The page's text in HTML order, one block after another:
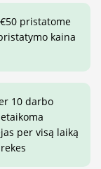
pristatome
kaina
10 darbo
per visą laiką